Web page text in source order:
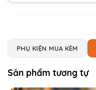
PHỤ KIỆN MUA KÈM
Sản phẩm tương tự